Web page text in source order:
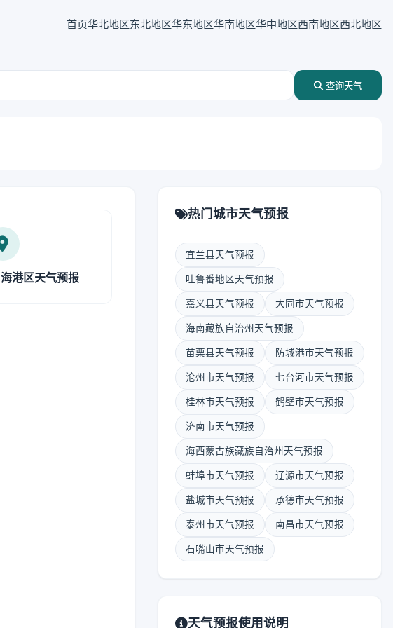
首页华北地区东北地区华东地区华南地区华中地区西南地区西北地区
查询天气
海港区天气预报
热门城市天气预报
宜兰县天气预报
吐鲁番地区天气预报
嘉义县天气预报 大同市天气预报
海南藏族自治州天气预报
苗栗县天气预报 防城港市天气预报
沧州市天气预报 七台河市天气预报
桂林市天气预报 鹤壁市天气预报
济南市天气预报
海西蒙古族藏族自治州天气预报
蚌埠市天气预报 辽源市天气预报
盐城市天气预报 承德市天气预报
泰州市天气预报 南昌市天气预报
石嘴山市天气预报
天气预报使用说明